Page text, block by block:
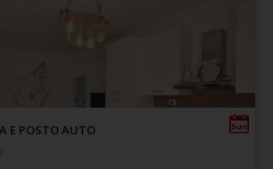
E POSTO AUTO
pineta alle spalle della spiaggia) a pochi
paese. Posto al 1° piano di piccolo
è composto da soggiorno con
di forno e piano a induzione),
camera matrimoniale, bagno
di box doccia e completo di tutti i
sanitari.